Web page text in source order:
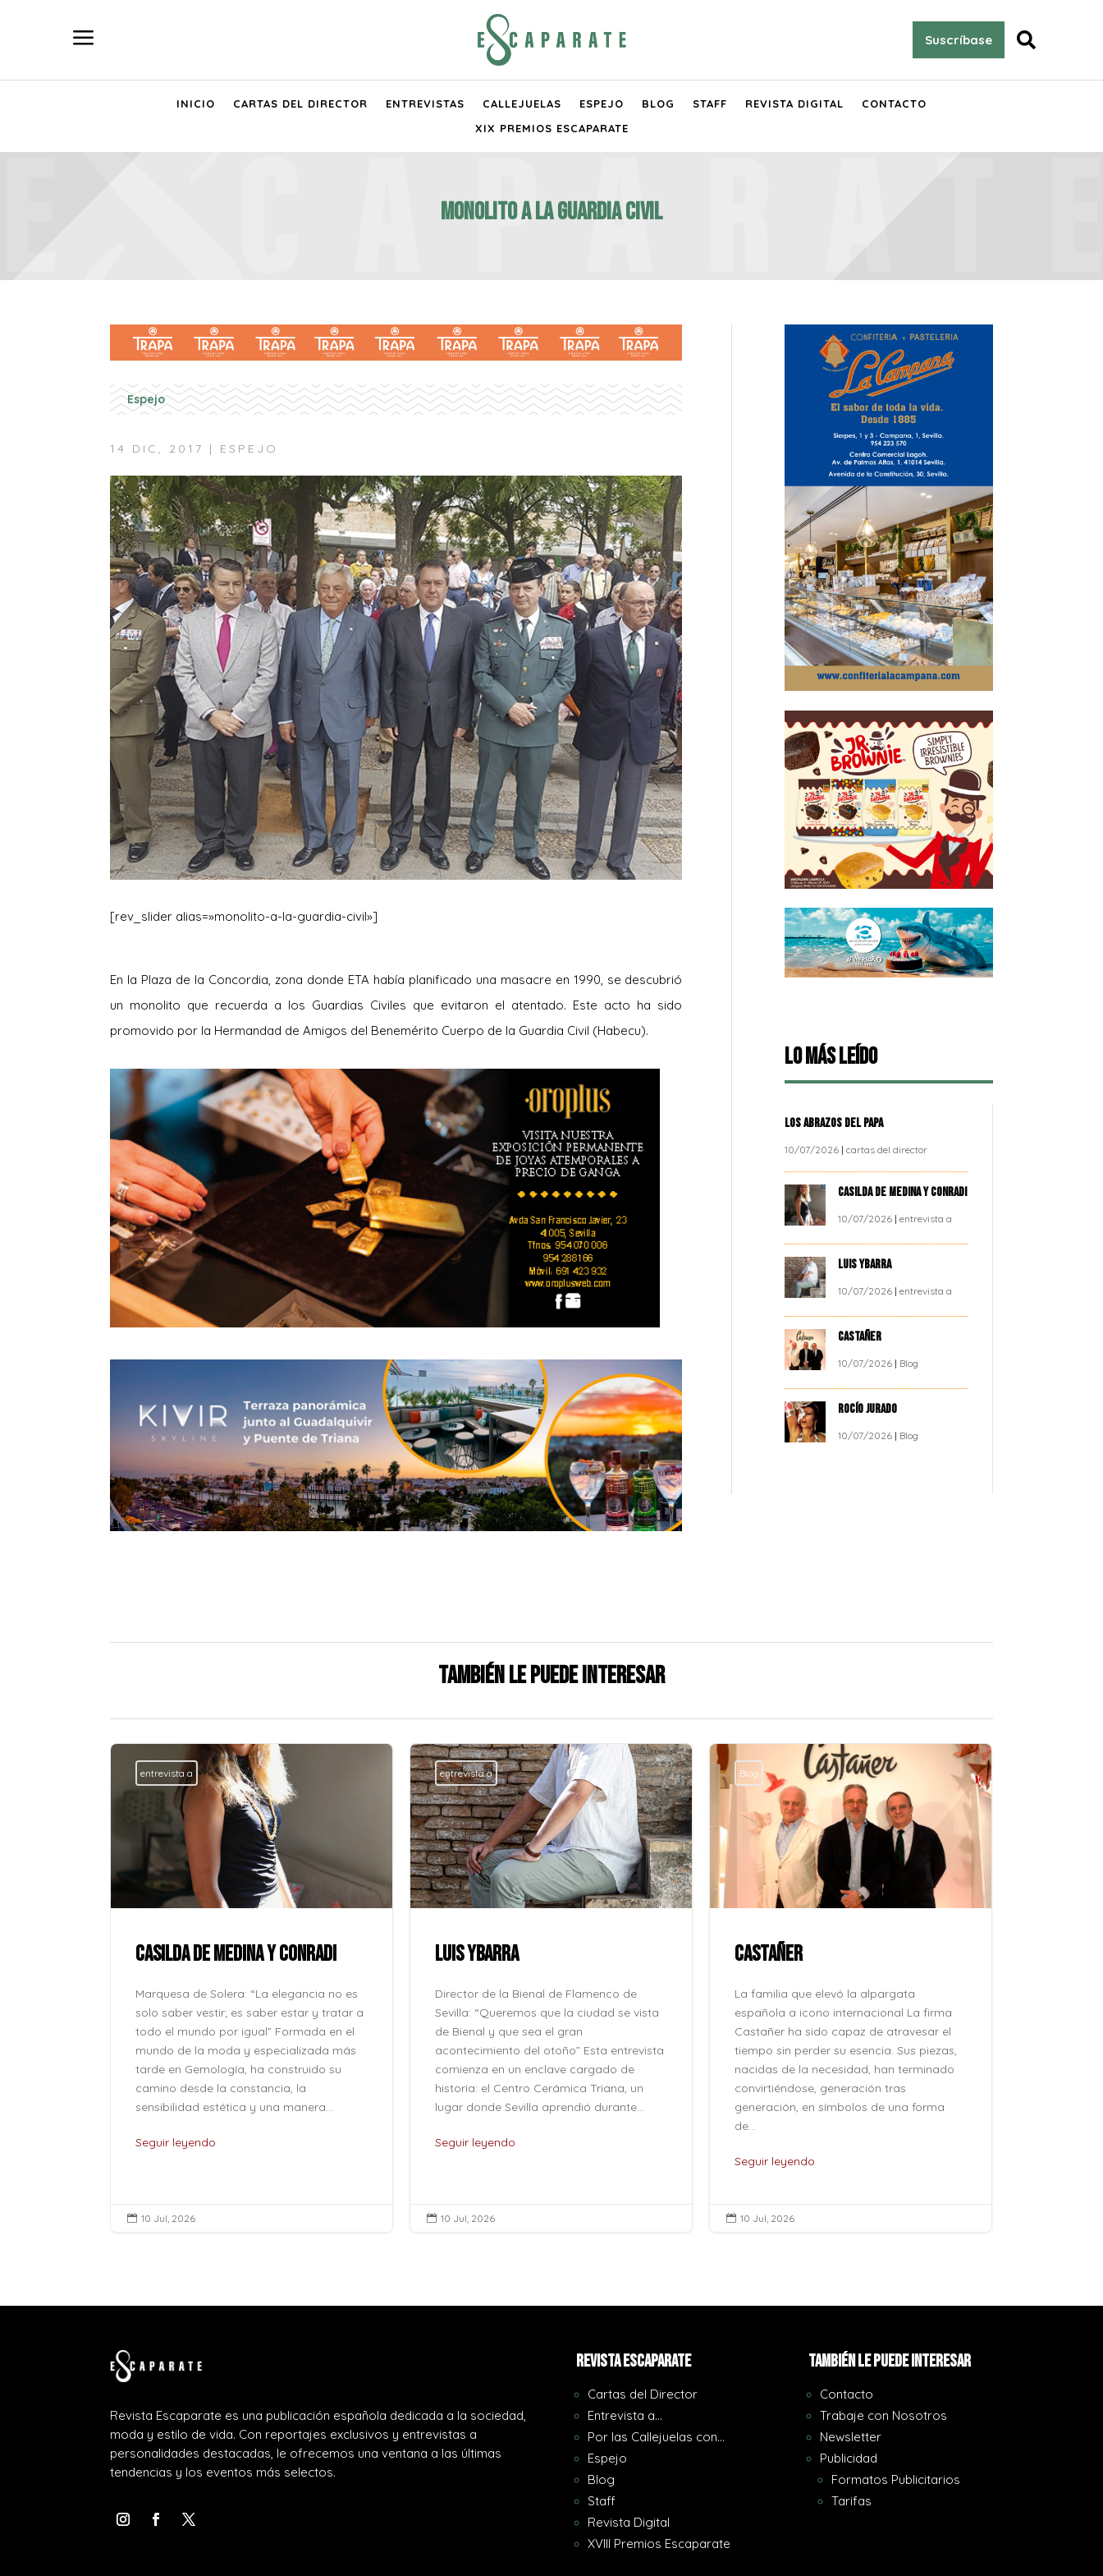
a Suscríbase 
INICIO CARTAS DEL DIRECTOR ENTREVISTAS CALLEJUELAS ESPEJO BLOG STAFF REVISTA DIGITAL
CONTACTO
XIX PREMIOS ESCAPARATE
Monolito a la Guardia Civil
Espejo
14 DIC, 2017 | ESPEJO
[rev_slider alias=»monolito-a-la-guardia-civil»]
En la Plaza de la Concordia, zona donde ETA había planificado una masacre en 1990, se descubrió
un monolito que recuerda a los Guardias Civiles que evitaron el atentado. Este acto ha sido
promovido por la Hermandad de Amigos del Benemérito Cuerpo de la Guardia Civil (Habecu).
Lo más leído
LOS ABRAZOS DEL PAPA
10/07/2026 |cartas del director
CASILDA DE MEDINA Y CONRADI
10/07/2026 |entrevista a
LUIS YBARRA
10/07/2026 |entrevista a
CASTAÑER
10/07/2026 | Blog
ROCÍO JURADO
10/07/2026 | Blog
También le puede interesar
entrevista a
CASILDA DE MEDINA Y CONRADI
Marquesa de Solera: “La elegancia no es
solo saber vestir; es saber estar y tratar a
todo el mundo por igual” Formada en el
mundo de la moda y especializada más
tarde en Gemología, ha construido su
camino desde la constancia, la
sensibilidad estética y una manera...
Seguir leyendo
 10 Jul, 2026
entrevista a
LUIS YBARRA
Director de la Bienal de Flamenco de
Sevilla: “Queremos que la ciudad se vista
de Bienal y que sea el gran
acontecimiento del otoño” Esta entrevista
comienza en un enclave cargado de
historia: el Centro Cerámica Triana, un
lugar donde Sevilla aprendió durante...
Seguir leyendo
 10 Jul, 2026
Blog
CASTAÑER
La familia que elevó la alpargata
española a icono internacional La firma
Castañer ha sido capaz de atravesar el
tiempo sin perder su esencia. Sus piezas,
nacidas de la necesidad, han terminado
convirtiéndose, generación tras
generación, en símbolos de una forma
de...
Seguir leyendo
 10 Jul, 2026
Revista Escaparate es una publicación española dedicada a la sociedad,
moda y estilo de vida. Con reportajes exclusivos y entrevistas a
personalidades destacadas, le ofrecemos una ventana a las últimas
tendencias y los eventos más selectos.
REVISTA ESCAPARATE
Cartas del Director
Entrevista a…
Por las Callejuelas con…
Espejo
Blog
Staff
Revista Digital
XVIII Premios Escaparate
También le puede interesar
Contacto
Trabaje con Nosotros
Newsletter
Publicidad
Formatos Publicitarios
Tarifas